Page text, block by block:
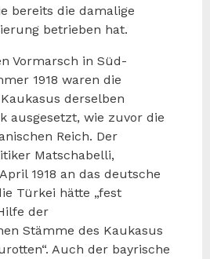
bereits die damalige
betrieben hat.
Vormarsch in Süd-
1918 waren die
derselben
ausgesetzt, wie zuvor die
Reich. Der
Matschabelli,
1918 an das deutsche
Türkei hätte „fest
der
Stämme des Kaukasus
Auch der bayrische